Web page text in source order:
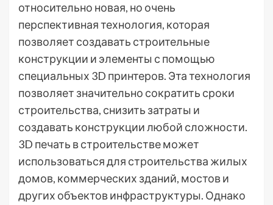
относительно новая, но очень
перспективная технология, которая
позволяет создавать строительные
конструкции и элементы с помощью
специальных 3D принтеров. Эта технология
позволяет значительно сократить сроки
строительства, снизить затраты и
создавать конструкции любой сложности.
3D печать в строительстве может
использоваться для строительства жилых
домов, коммерческих зданий, мостов и
других объектов инфраструктуры. Однако